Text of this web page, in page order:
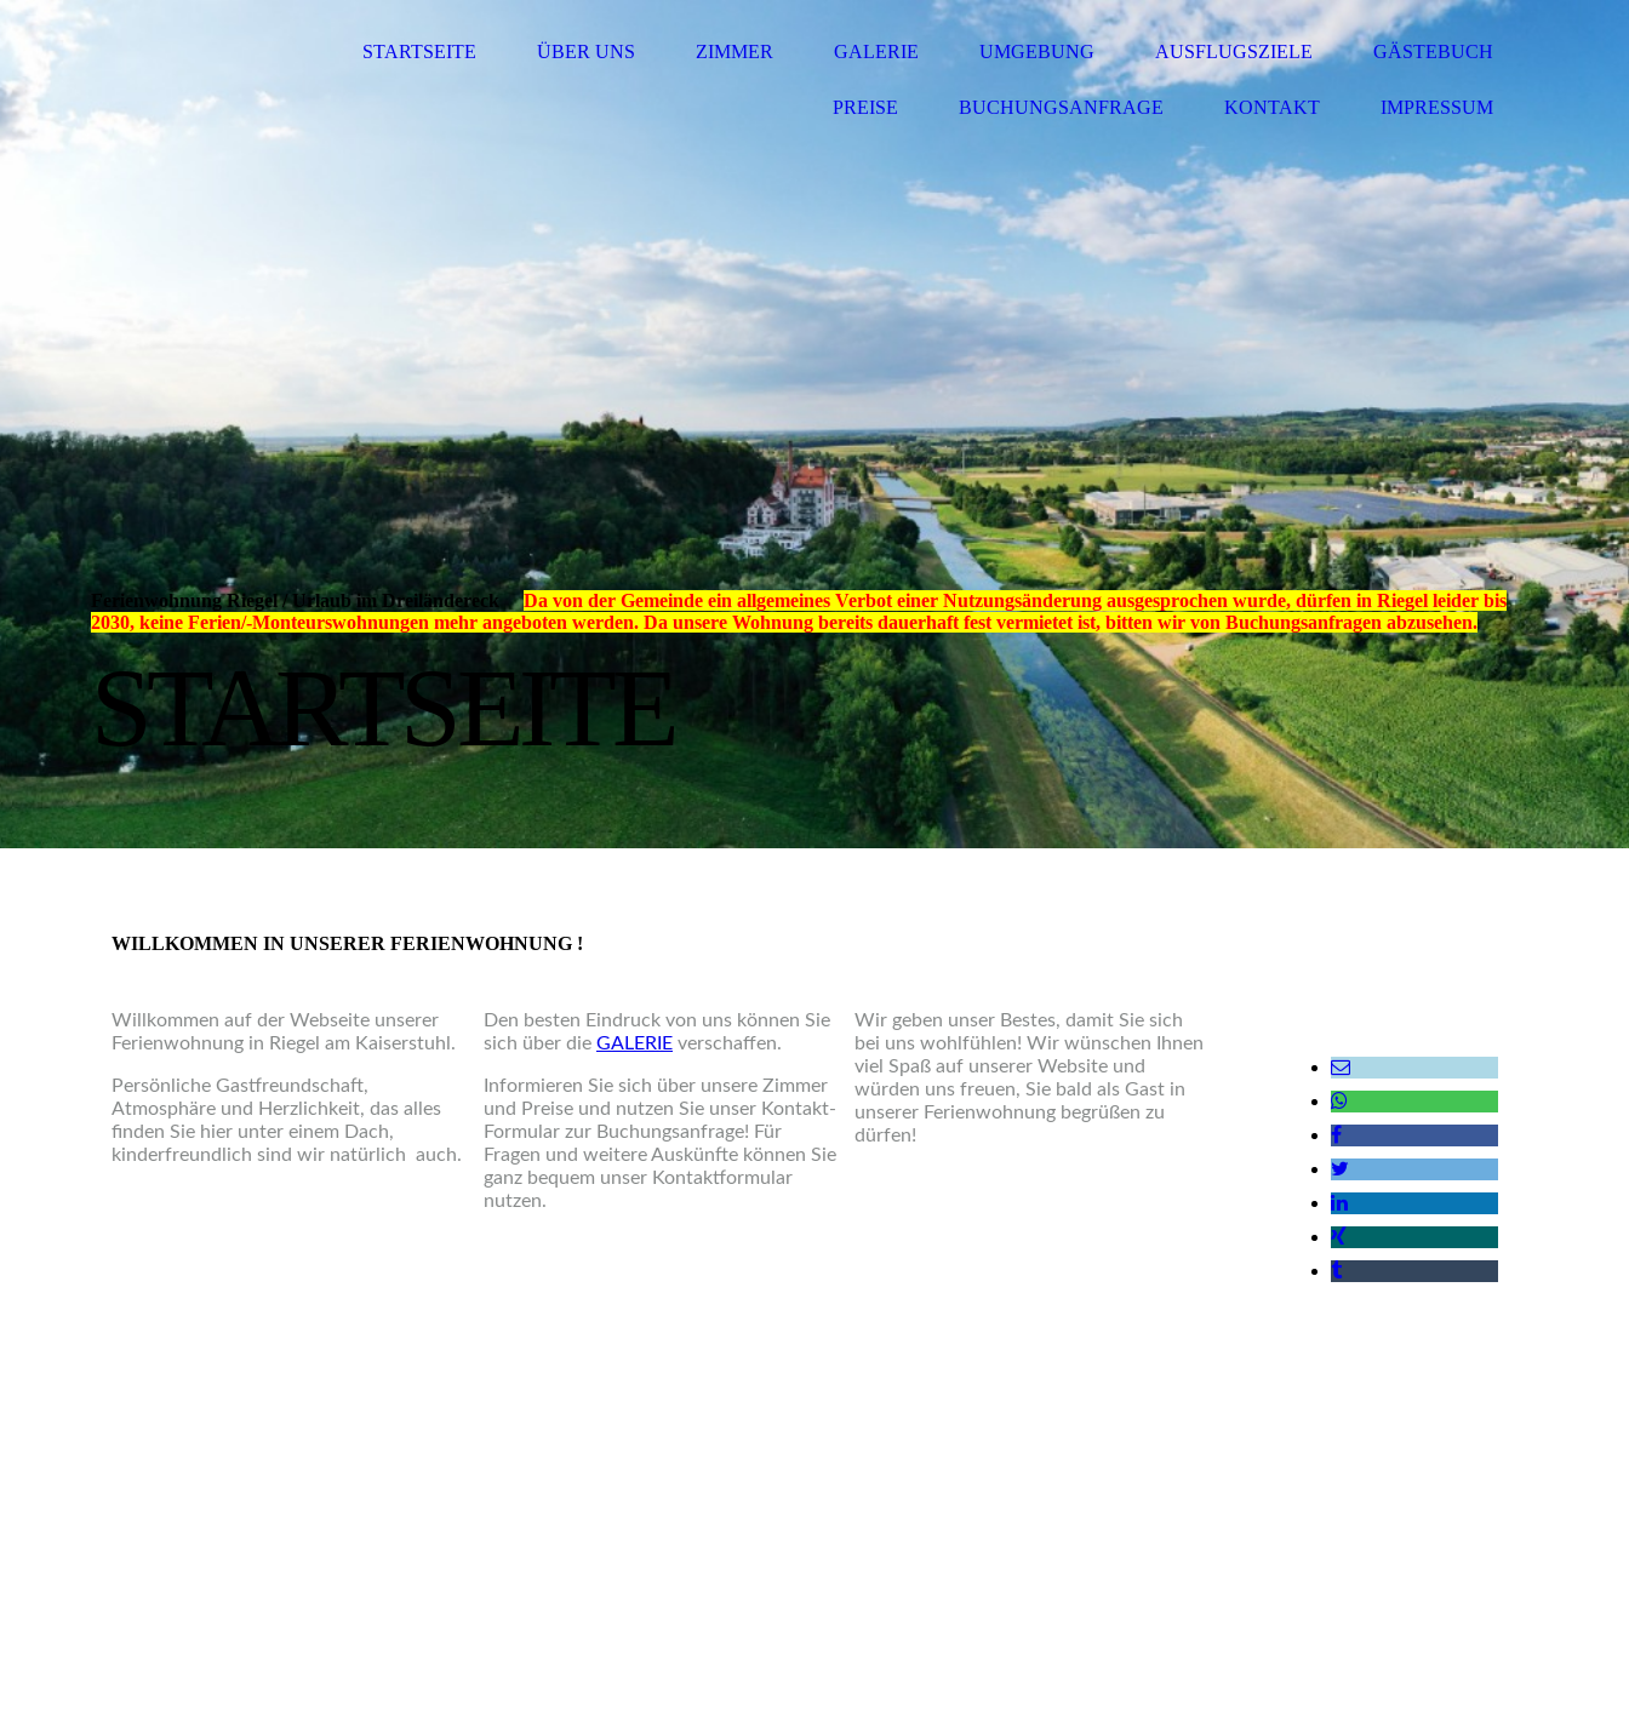
STARTSEITE ÜBER UNS ZIMMER GALERIE UMGEBUNG AUSFLUGSZIELE GÄSTEBUCH
PREISE BUCHUNGSANFRAGE KONTAKT IMPRESSUM
Ferienwohnung Riegel/Urlaub im DreiländereckDa von der Gemeinde ein allgemeines Verbot einer Nutzungsänderung ausgesprochen wurde, dürfen in Riegel leider bis
2030, keine Ferien/-Monteurswohnungen mehr angeboten werden. Da unsere Wohnung bereits dauerhaft fest vermietet ist, bitten wir von Buchungsanfragen abzusehen.
STARTSEITE
WILLKOMMEN IN UNSERER FERIENWOHNUNG !
Willkommen auf der Webseite unserer
Ferienwohnung in Riegel am Kaiserstuhl.
Persönliche Gastfreundschaft,
Atmosphäre und Herzlichkeit, das alles
finden Sie hier unter einem Dach,
kinderfreundlich sind wir natürlich auch.
Den besten Eindruck von uns können Sie
sich über die GALERIE verschaffen.
Informieren Sie sich über unsere Zimmer
und Preise und nutzen Sie unser Kontakt-
Formular zur Buchungsanfrage! Für
Fragen und weitere Auskünfte können Sie
ganz bequem unser Kontaktformular
nutzen.
Wir geben unser Bestes, damit Sie sich
bei uns wohlfühlen! Wir wünschen Ihnen
viel Spaß auf unserer Website und
würden uns freuen, Sie bald als Gast in
unserer Ferienwohnung begrüßen zu
dürfen!